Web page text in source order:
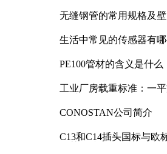
无缝钢管的常用规格及
生活中常见的传感器有
PE100管材的含义是什么
工业厂房载重标准：一
CONOSTAN公司简介
C13和C14插头国标与欧